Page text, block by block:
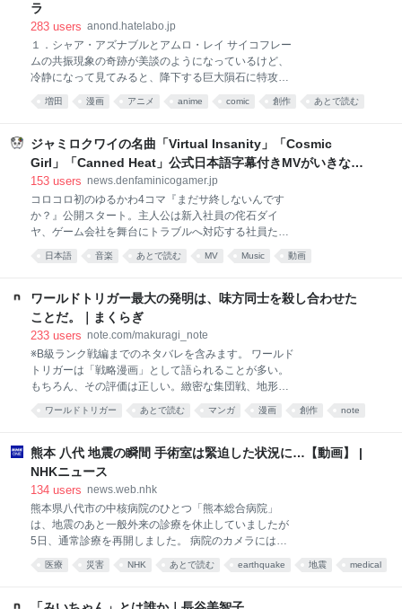
ラ
283 users anond.hatelabo.jp
１．シャア・アズナブルとアムロ・レイ サイコフレー
ムの共振現象の奇跡が美談のようになっているけど、
冷静になって見てみると、降下する巨大隕石に特攻し
ただけ。 あの場面で「他者と誤解なく分かり合えるよ
うになる」というニュータイプの理想の答えだ、と言
パトレイバー） 特車二課の後藤隊長と並ぶ人気キャラ
だったのに、最後はモブみたいなキャラにあっさりと
刺された。 この内海課長の持つ底知れない魅力からす
ラゴンボール） 主人公・孫悟空の兄という重要ポジシ
ョンだったのに、ピッコロの新技の実験台にされただ
け。 その後の物語でも、一度も言及されていない。
増田 漫画 アニメ anime comic 創作 あとで読む
ジャミロクワイの名曲「Virtual Insanity」「Cosmic
Girl」「Canned Heat」公式日本語字幕付きMVがいきなり
公開！「SUMMER SONIC 2026」での9年ぶりとなる日本
公演を記念して
153 users news.denfaminicogamer.jp
コロコロ初のゆるかわ4コマ『まだサ終しないんです
か？』公開スタート。主人公は新入社員の侘石ダイ
ヤ、ゲーム会社を舞台にトラブルへ対応する社員たち
を描く
日本語 音楽 あとで読む MV Music 動画
ワールドトリガー最大の発明は、味方同士を殺し合わせた
ことだ。｜まくらぎ
233 users note.com/makuragi_note
※B級ランク戦編までのネタバレを含みます。 ワールド
トリガーは「戦略漫画」として語られることが多い。
もちろん、その評価は正しい。緻密な集団戦、地形を
利用した駆け引き、トリガーごとの相性。ここまで戦
術を突き詰めた漫画はそう多くない。 ただ、自分はも
し合わせたことだ。 このたった一つの仕組みで、キャ
ラクターの魅力も、戦略も、作品の厚みまでも成立さ
せてしまった。 敵として攻略し、味方として好きにな
ダーの中でB級ランク戦が行われる。 トリガーの仕組
み上、本当に命を落とすことはない。だが、昇格を懸
けた試合では、全員が本気で相手を倒しにいく。 この
構造が、とてつもなく優秀だ。 普通のバトル漫画で
ワールドトリガー あとで読む マンガ 漫画 創作 note
熊本 八代 地震の瞬間 手術室は緊迫した状況に…【動画】 |
NHKニュース
134 users news.web.nhk
熊本県八代市の中核病院のひとつ「熊本総合病院」
は、地震のあと一般外来の診療を休止していましたが
5日、通常診療を再開しました。 病院のカメラには地
震発生時の手術室の緊迫した様子が残されていまし
た。 …
医療 災害 NHK あとで読む earthquake 地震 medical